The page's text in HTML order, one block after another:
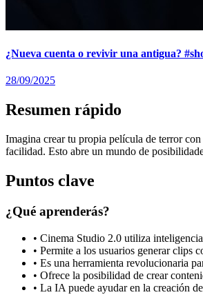
¿Nueva cuenta o revivir una antigua?
28/09/2025
Resumen rápido
Imagina crear tu propia película de terror
facilidad. Esto abre un mundo de
Puntos clave
¿Qué aprenderás?
• Cinema Studio 2.0 utiliza
• Permite a los usuarios generar clips
• Es una herramienta revolucionaria
• Ofrece la posibilidad de crear
• La IA puede ayudar en la creación